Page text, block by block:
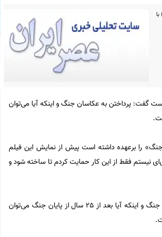
(31 شهریور) با
گفت: پرداختن به عکاسان جنگ و اینکه آیا می‌توان
را برعهده داشته است پیش از نمایش این فیلم
نیستم فقط از این کار حمایت کردم تا ساخته شود و
این کارگردان سینما درباره سوژه این مستند نیز گفت پرداختن به عکاسان جنگ و اینکه آیا بعد از 25 سال از پایان جنگ می‌توان